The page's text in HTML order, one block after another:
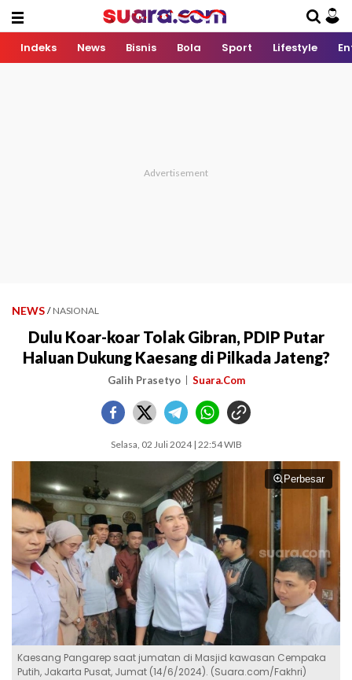
Indeks News Bisnis Bola Sport Lifestyle
NEWS / NASIONAL
Dulu Koar-koar Tolak Gibran, PDIP Putar
Haluan Dukung Kaesang di Pilkada Jateng?
Galih Prasetyo Suara.Com
Selasa, 02 Juli 2024 | 22:54 WIB
Perbesar
Kaesang Pangarep saat jumatan di Masjid kawasan Cempaka
Putih, Jakarta Pusat, Jumat (14/6/2024). (Suara.com/Fakhri)